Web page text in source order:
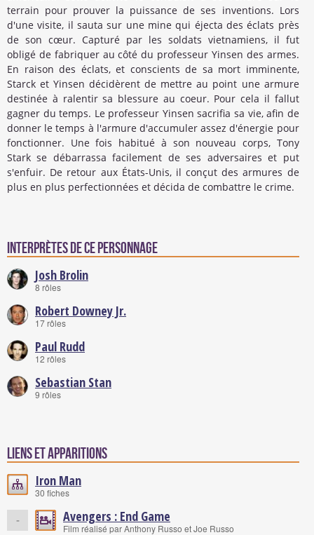
terrain pour prouver la puissance de ses inventions. Lors
d'une visite, il sauta sur une mine qui éjecta des éclats près
de son cœur. Capturé par les soldats vietnamiens, il fut
obligé de fabriquer au côté du professeur Yinsen des armes.
En raison des éclats, et conscients de sa mort imminente,
Starck et Yinsen décidèrent de mettre au point une armure
destinée à ralentir sa blessure au coeur. Pour cela il fallut
gagner du temps. Le professeur Yinsen sacrifia sa vie, afin de
donner le temps à l'armure d'accumuler assez d'énergie pour
fonctionner. Une fois habitué à son nouveau corps, Tony
Stark se débarrassa facilement de ses adversaires et put
s'enfuir. De retour aux États-Unis, il conçut des armures de
plus en plus perfectionnées et décida de combattre le crime.
Interprètes de ce personnage
Josh Brolin
8 rôles
Robert Downey Jr.
17 rôles
Paul Rudd
12 rôles
Sebastian Stan
9 rôles
Liens et Apparitions
Iron Man
30 fiches
- Avengers : End Game
Film réalisé par Anthony Russo et Joe Russo